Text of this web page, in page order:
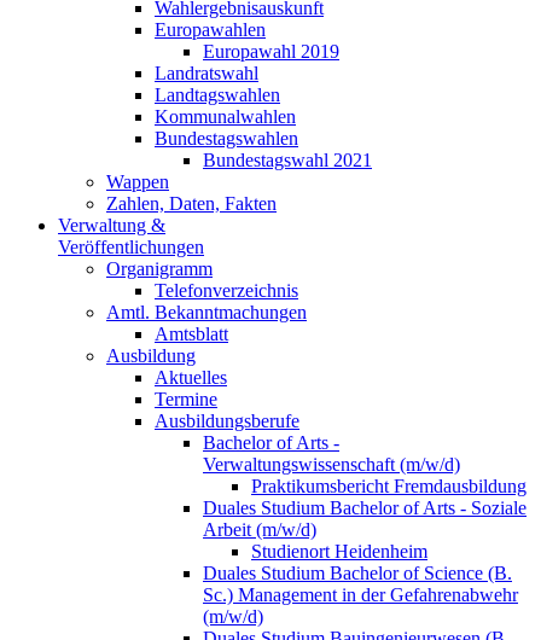
Wahlergebnisauskunft
Europawahlen
Europawahl 2019
Landratswahl
Landtagswahlen
Kommunalwahlen
Bundestagswahlen
Bundestagswahl 2021
Wappen
Zahlen, Daten, Fakten
Verwaltung &
Veröffentlichungen
Organigramm
Telefonverzeichnis
Amtl. Bekanntmachungen
Amtsblatt
Ausbildung
Aktuelles
Termine
Ausbildungsberufe
Bachelor of Arts -
Verwaltungswissenschaft (m/w/d)
Praktikumsbericht Fremdausbildung
Duales Studium Bachelor of Arts - Soziale
Arbeit (m/w/d)
Studienort Heidenheim
Duales Studium Bachelor of Science (B.
Sc.) Management in der Gefahrenabwehr
(m/w/d)